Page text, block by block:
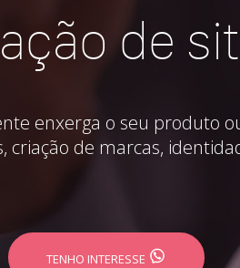
de
enxerga o seu produto
de marcas,
TENHO INTERESSE